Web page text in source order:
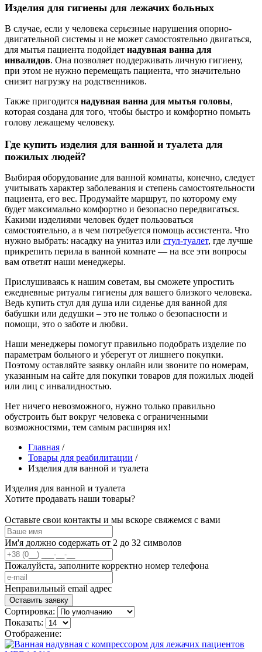
Изделия для гигиены для лежачих больных
В случае, если у человека серьезные нарушения опорно-
двигательной системы и не может самостоятельно двигаться,
для мытья пациента подойдет надувная ванна для
инвалидов. Она позволяет поддерживать личную гигиену,
при этом не нужно перемещать пациента, что значительно
снизит нагрузку на родственников.
Также пригодится надувная ванна для мытья головы,
которая создана для того, чтобы быстро и комфортно помыть
голову лежащему человеку.
Где купить изделия для ванной и туалета для
пожилых людей?
Выбирая оборудование для ванной комнаты, конечно, следует
учитывать характер заболевания и степень самостоятельности
пациента, его вес. Продумайте маршрут, по которому ему
будет максимально комфортно и безопасно передвигаться.
Какими изделиями человек будет пользоваться
самостоятельно, а в чем потребуется помощь ассистента. Что
нужно выбрать: насадку на унитаз или стул-туалет, где лучше
прикрепить перила в ванной комнате — на все эти вопросы
вам ответят наши менеджеры.
Прислушиваясь к нашим советам, вы сможете упростить
ежедневные ритуалы гигиены для вашего близкого человека.
Ведь купить стул для душа или сиденье для ванной для
бабушки или дедушки – это не только о безопасности и
помощи, это о заботе и любви.
Наши менеджеры помогут правильно подобрать изделие по
параметрам больного и уберегут от лишнего покупки.
Поэтому оставляйте заявку онлайн или звоните по номерам,
указанным на сайте для покупки товаров для пожилых людей
или лиц с инвалидностью.
Нет ничего невозможного, нужно только правильно
обустроить быт вокруг человека с ограниченными
возможностями, тем самым расширяя их!
Главная /
Товары для реабилитации /
Изделия для ванной и туалета
Изделия для ванной и туалета
Хотите продавать наши товары?
Оставьте свои контакты и мы вскоре свяжемся с вами
Им'я должно содержать от 2 до 32 символов
Пожалуйста, заполните корректно номер телефона
Неправильный email адрес
Сортировка:
Показать:
Отображение: